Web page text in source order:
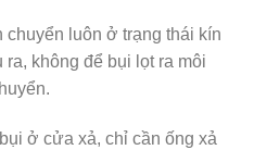
luôn ở trạng thái kín
không để bụi lọt ra môi
ở cửa xả, chỉ cần ống xả